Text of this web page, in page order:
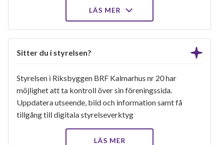
LÄS MER
Sitter du i styrelsen?
Styrelsen i Riksbyggen BRF Kalmarhus nr 20 har
möjlighet att ta kontroll över sin föreningssida.
Uppdatera utseende, bild och information samt få
tillgång till digitala styrelseverktyg
LÄS MER